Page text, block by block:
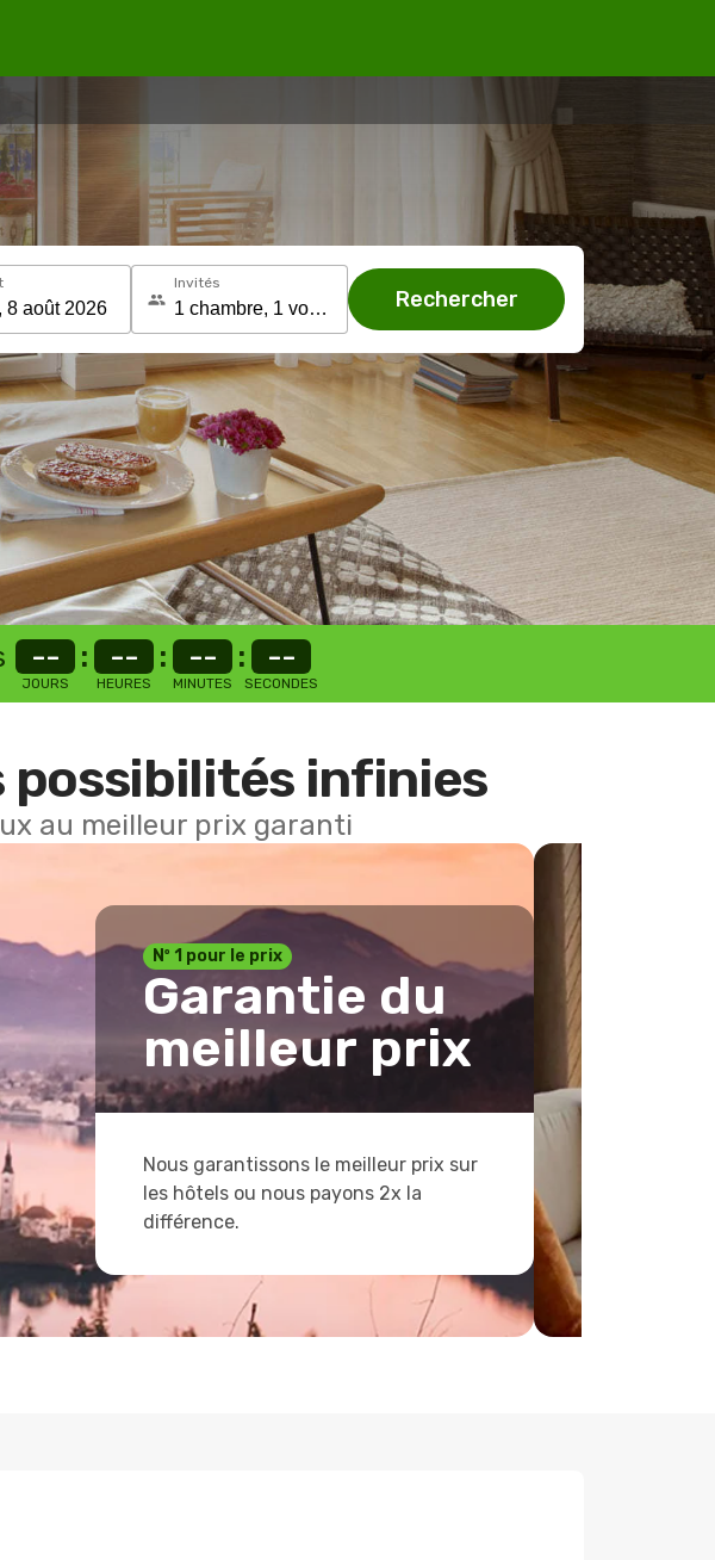
Invités
Rechercher
--
JOURS
: --
HEURES
: --
MINUTES
: --
SECONDES
possibilités infinies
au meilleur prix garanti
Nº 1 pour le prix
Garantie du
meilleur prix
Nous garantissons le meilleur prix sur
les hôtels ou nous payons 2x la
différence.